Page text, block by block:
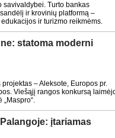
savivaldybei. Turto bankas
ir krovinių platformą –
ir turizmo reikmėms.
statoma moderni
– Aleksote, Europos pr.
Viešąjį rangos konkursą
įtariamas